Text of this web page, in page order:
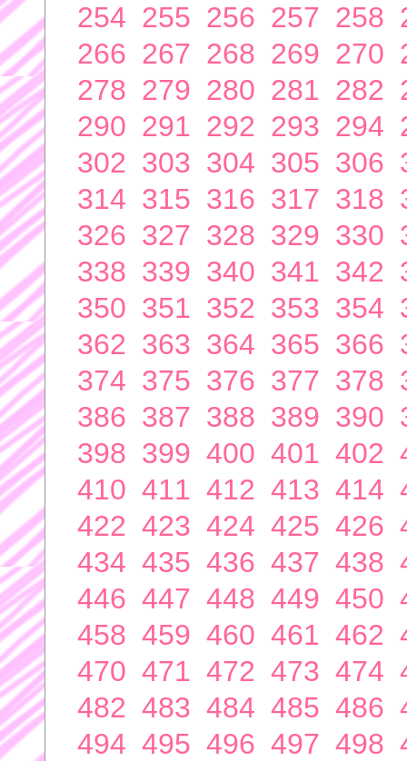
254 255 256 257 258
266 267 268 269 270
278 279 280 281 282
290 291 292 293 294
302 303 304 305 306
314 315 316 317 318
326 327 328 329 330
338 339 340 341 342
350 351 352 353 354
362 363 364 365 366
374 375 376 377 378
386 387 388 389 390
398 399 400 401 402
410 411 412 413 414
422 423 424 425 426
434 435 436 437 438
446 447 448 449 450
458 459 460 461 462
470 471 472 473 474
482 483 484 485 486
494 495 496 497 498